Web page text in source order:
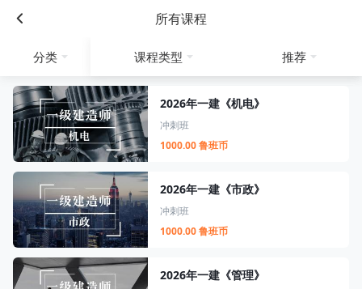
所有课程
分类 课程类型 推荐
2026年一建《机电》
冲刺班
1000.00 鲁班币
2026年一建《市政》
冲刺班
1000.00 鲁班币
2026年一建《管理》